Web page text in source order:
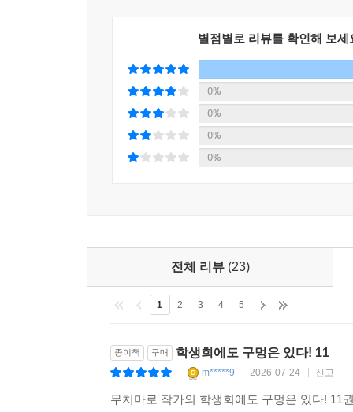
별점별로 리뷰를 확인해 보세
0%
0%
0%
0%
전체 리뷰 (23)
1 2 3 4 5
종이책 구매 학생회에도 구멍은 있다! 11
m*****9 2026-07-24 신고
무치마로 작가의 학생회에도 구멍은 있다! 11